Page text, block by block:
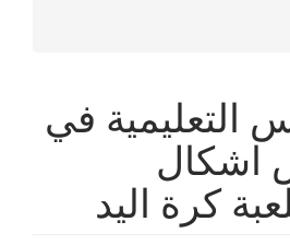
التعليمية في
اشكال
كرة اليد